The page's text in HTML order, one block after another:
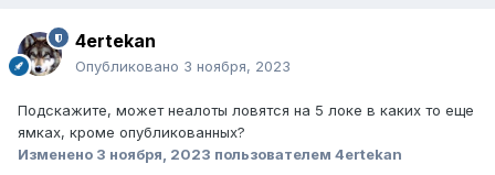
4ertekan
Опубликовано 3 ноября, 2023
Подскажите, может неалоты ловятся на 5 локе в каких то еще
ямках, кроме опубликованных?
Изменено 3 ноября, 2023 пользователем 4ertekan